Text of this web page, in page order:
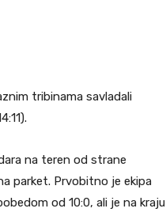
tribinama savladali
na teren od strane
parket. Prvobitno je ekipa
od 10:0, ali je na kraju